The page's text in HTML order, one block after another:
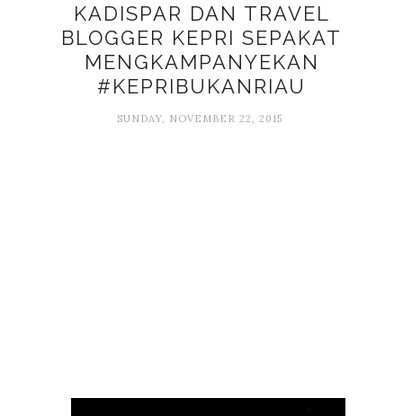
KADISPAR DAN TRAVEL
BLOGGER KEPRI SEPAKAT
MENGKAMPANYEKAN
#KEPRIBUKANRIAU
SUNDAY, NOVEMBER 22, 2015